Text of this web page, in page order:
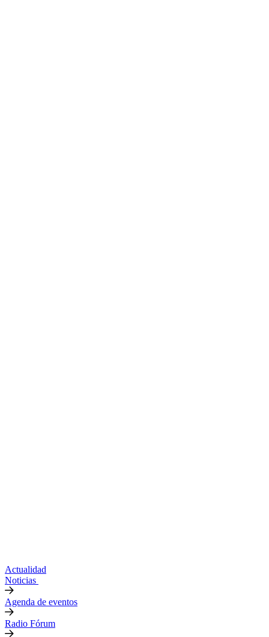
Actualidad
Noticias
Agenda de eventos
Radio Fórum